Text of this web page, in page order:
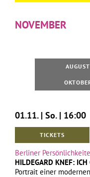
NOVEMBER
AUGUST
01.11. | So. | 16:00
TICKETS
Berliner
HILDEGARD KNEF:
Portrait einer